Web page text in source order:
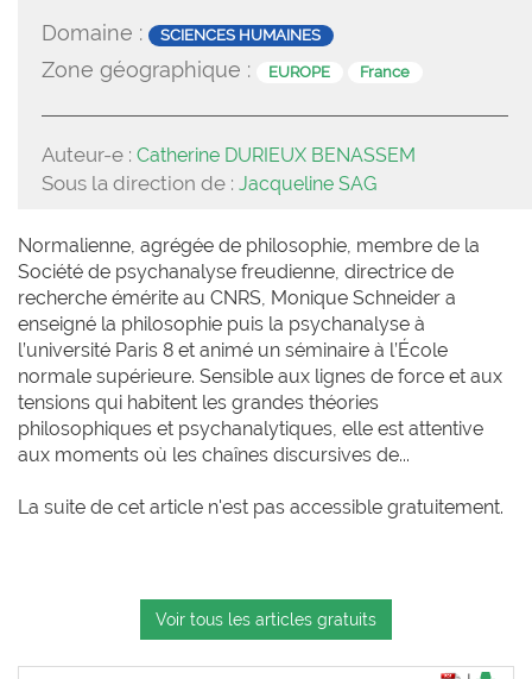
Domaine : SCIENCES HUMAINES
Zone géographique : EUROPE France
Auteur-e : Catherine DURIEUX BENASSEM
Sous la direction de : Jacqueline SAG
Normalienne, agrégée de philosophie, membre de la
Société de psychanalyse freudienne, directrice de
recherche émérite au CNRS, Monique Schneider a
enseigné la philosophie puis la psychanalyse à
l’université Paris 8 et animé un séminaire à l’École
normale supérieure. Sensible aux lignes de force et aux
tensions qui habitent les grandes théories
philosophiques et psychanalytiques, elle est attentive
aux moments où les chaînes discursives de...
La suite de cet article n'est pas accessible gratuitement.
Voir tous les articles gratuits